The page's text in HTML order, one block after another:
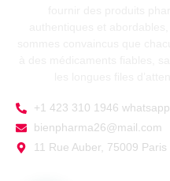
+1 423 310 1946 whatsapp
bienpharma26@mail.com
11 Rue Auber, 75009 Paris